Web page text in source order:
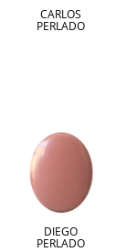
CARLOS
PERLADO
DIEGO
PERLADO